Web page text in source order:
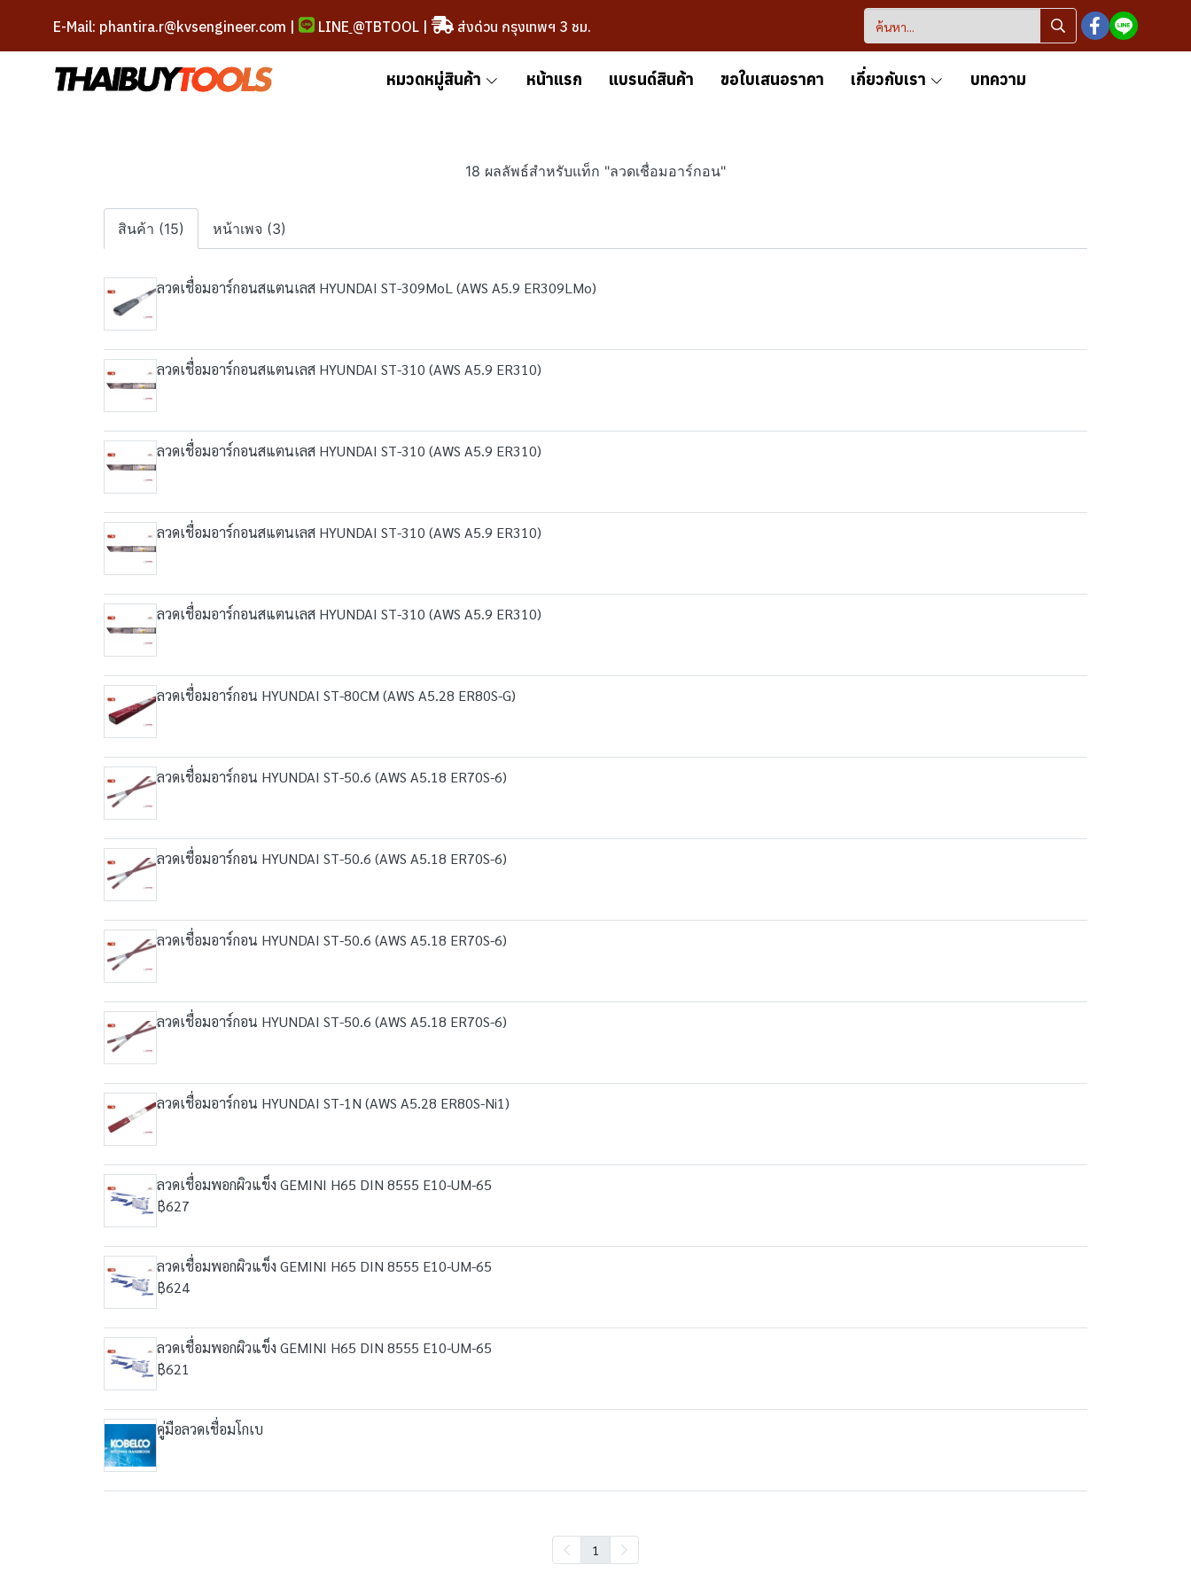
E-Mail: phantira.r@kvsengineer.com | LINE @TBTOOL| ส่งด่วน กรุงเทพฯ 3 ชม.
หมวดหมู่สินค้า หน้าแรก แบรนด์สินค้า ขอใบเสนอราคา เกี่ยวกับเรา บทความ
18 ผลลัพธ์สำหรับแท็ก "ลวดเชื่อมอาร์กอน"
สินค้า (15) หน้าเพจ (3)
ลวดเชื่อมอาร์กอนสแตนเลส HYUNDAI ST-309MoL (AWS A5.9 ER309LMo)
ลวดเชื่อมอาร์กอนสแตนเลส HYUNDAI ST-310 (AWS A5.9 ER310)
ลวดเชื่อมอาร์กอนสแตนเลส HYUNDAI ST-310 (AWS A5.9 ER310)
ลวดเชื่อมอาร์กอนสแตนเลส HYUNDAI ST-310 (AWS A5.9 ER310)
ลวดเชื่อมอาร์กอนสแตนเลส HYUNDAI ST-310 (AWS A5.9 ER310)
ลวดเชื่อมอาร์กอน HYUNDAI ST-80CM (AWS A5.28 ER80S-G)
ลวดเชื่อมอาร์กอน HYUNDAI ST-50.6 (AWS A5.18 ER70S-6)
ลวดเชื่อมอาร์กอน HYUNDAI ST-50.6 (AWS A5.18 ER70S-6)
ลวดเชื่อมอาร์กอน HYUNDAI ST-50.6 (AWS A5.18 ER70S-6)
ลวดเชื่อมอาร์กอน HYUNDAI ST-50.6 (AWS A5.18 ER70S-6)
ลวดเชื่อมอาร์กอน HYUNDAI ST-1N (AWS A5.28 ER80S-Ni1)
ลวดเชื่อมพอกผิวแข็ง GEMINI H65 DIN 8555 E10-UM-65
฿627
ลวดเชื่อมพอกผิวแข็ง GEMINI H65 DIN 8555 E10-UM-65
฿624
ลวดเชื่อมพอกผิวแข็ง GEMINI H65 DIN 8555 E10-UM-65
฿621
คู่มือลวดเชื่อมโกเบ
1